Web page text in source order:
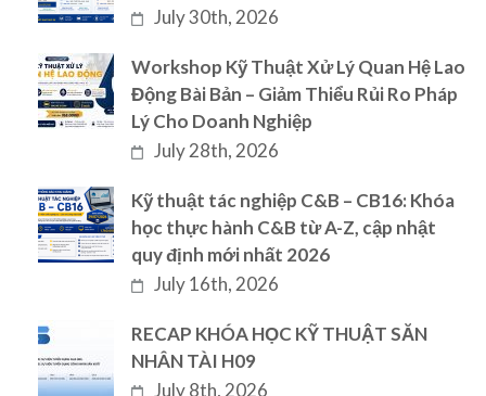
July 30th, 2026
Workshop Kỹ Thuật Xử Lý Quan Hệ Lao
Động Bài Bản – Giảm Thiểu Rủi Ro Pháp
Lý Cho Doanh Nghiệp
July 28th, 2026
Kỹ thuật tác nghiệp C&B – CB16: Khóa
học thực hành C&B từ A-Z, cập nhật
quy định mới nhất 2026
July 16th, 2026
RECAP KHÓA HỌC KỸ THUẬT SĂN
NHÂN TÀI H09
July 8th, 2026